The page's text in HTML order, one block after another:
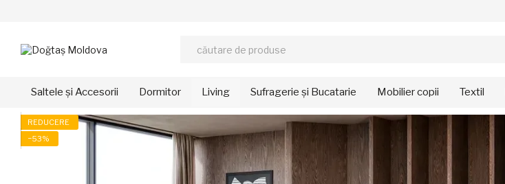
Saltele și Accesorii Dormitor Living Sufragerie și Bucatarie Mobilier copii Textil
REDUCERE
−53%